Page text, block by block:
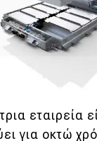
εταιρεία
για οκτώ